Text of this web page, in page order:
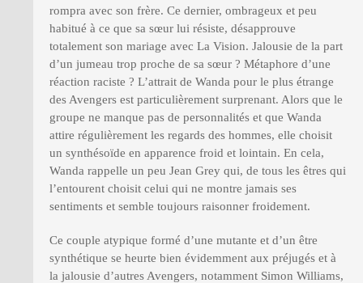
rompra avec son frère. Ce dernier, ombrageux et peu
habitué à ce que sa sœur lui résiste, désapprouve
totalement son mariage avec La Vision. Jalousie de la part
d’un jumeau trop proche de sa sœur ? Métaphore d’une
réaction raciste ? L’attrait de Wanda pour le plus étrange
des Avengers est particulièrement surprenant. Alors que le
groupe ne manque pas de personnalités et que Wanda
attire régulièrement les regards des hommes, elle choisit
un synthésoïde en apparence froid et lointain. En cela,
Wanda rappelle un peu Jean Grey qui, de tous les êtres qui
l’entourent choisit celui qui ne montre jamais ses
sentiments et semble toujours raisonner froidement.
Ce couple atypique formé d’une mutante et d’un être
synthétique se heurte bien évidemment aux préjugés et à
la jalousie d’autres Avengers, notamment Simon Williams,